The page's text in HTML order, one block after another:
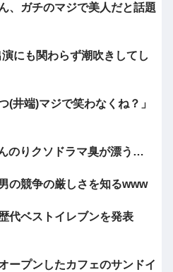
、ガチのマジで美人だと話題
にも関わらず潮吹きしてし
(井端)マジで笑わなくね？」
のりクソドラマ臭が漂う…
の競争の厳しさを知るwww
代ベストイレブンを発表
ープンしたカフェのサンドイ